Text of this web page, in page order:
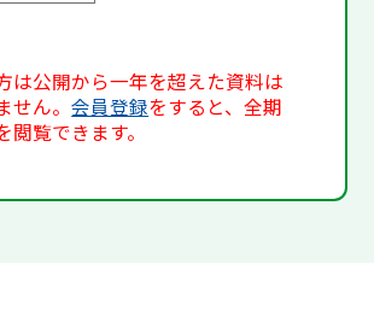
は公開から一年を超えた資料は
せん。会員登録をすると、全期
閲覧できます。